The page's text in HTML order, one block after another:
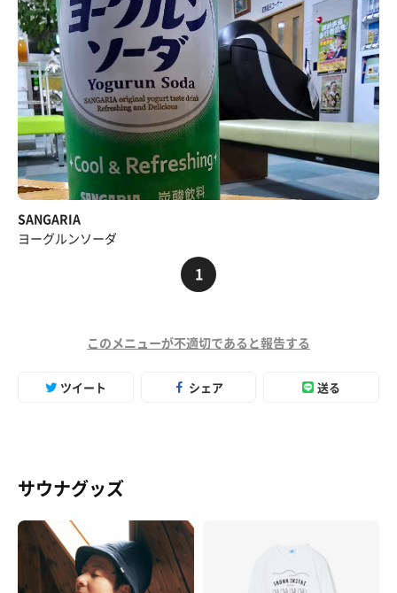
SANGARIA
ヨーグルンソーダ
1
このメニューが不適切であると報告する
ツイート シェア 送る
サウナグッズ